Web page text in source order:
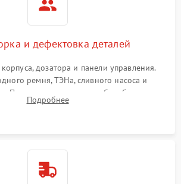
и дефектовка деталей
дозатора и панели управления.
ремня, ТЭНа, сливного насоса и
Проверка подшипников барабана и
износ, а манжеты люка на разрывы.
Подробнее